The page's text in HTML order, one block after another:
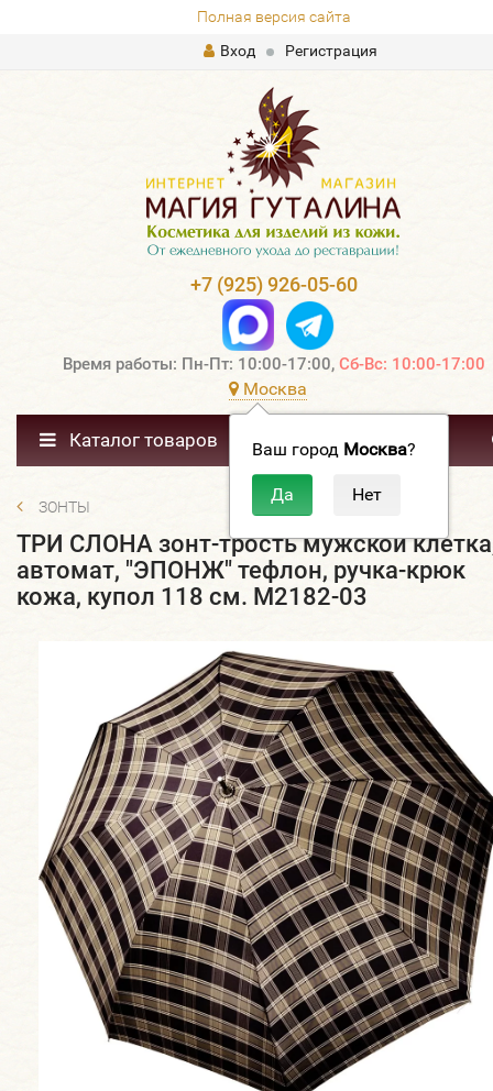
Полная версия сайта
Вход
Регистрация
+7 (925) 926-05-60
Время работы: Пн-Пт: 10:00-17:00, Сб-Вс: 10:00-17:00
Москва
Ваш город Москва?
Каталог товаров
ЗОНТЫ
ТРИ СЛОНА зонт-трость мужской
автомат, "ЭПОНЖ" тефлон, ручка-крюк
кожа, купол 118 см. M2182-03